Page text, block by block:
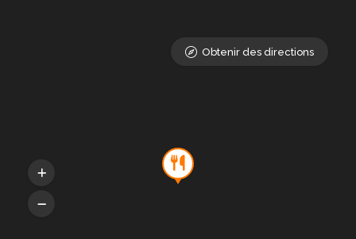
Obtenir des directions